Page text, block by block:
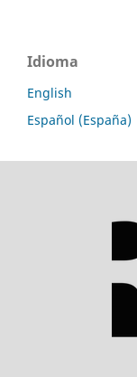
Idioma
English
Español (España)